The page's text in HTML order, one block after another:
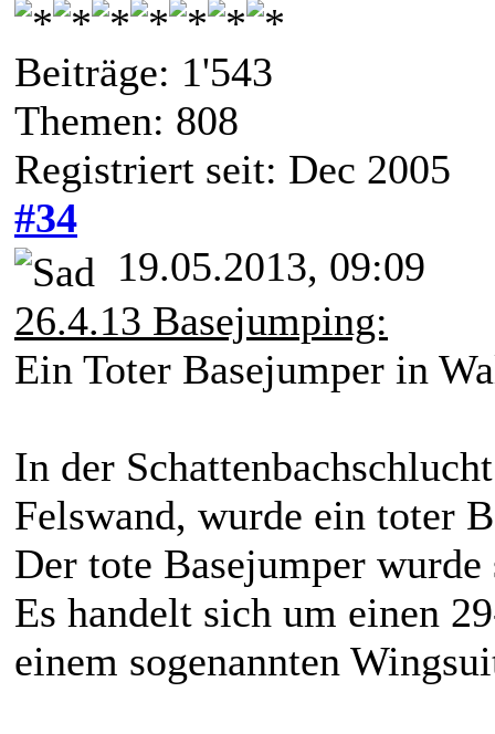
Beiträge: 1'543
Themen: 808
Registriert seit: Dec 2005
#34
19.05.2013, 09:09
26.4.13 Basejumping:
Ein Toter Basejumper in
In der
Felswand, wurde ein toter
Der tote Basejumper
Es handelt sich um einen
einem sogenannten